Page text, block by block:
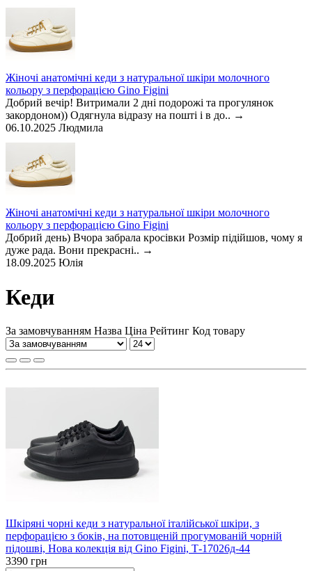
Жіночі анатомічні кеди з натуральної шкіри молочного
кольору з перфорацією Gino Figini
Добрий вечір! Витримали 2 дні подорожі та прогулянок
закордоном)) Одягнула відразу на пошті і в до.. →
06.10.2025 Людмила
Жіночі анатомічні кеди з натуральної шкіри молочного
кольору з перфорацією Gino Figini
Добрий день) Вчора забрала кросівки Розмір підійшов, чому я
дуже рада. Вони прекрасні.. →
18.09.2025 Юлія
Кеди
За замовчуванням Назва Ціна Рейтинг Код товару
Шкіряні чорні кеди з натуральної італійської шкіри, з
перфорацією з боків, на потовщеній прогумованій чорній
підошві, Нова колекція від Gino Figini, Т-17026д-44
3390 грн